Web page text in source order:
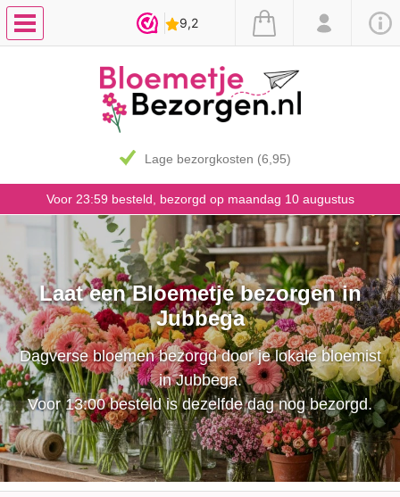
Lage bezorgkosten (6,95)
Voor 23:59 besteld, bezorgd op maandag 10 augustus
Laat een Bloemetje bezorgen in
Jubbega
Dagverse bloemen bezorgd door je lokale bloemist
in Jubbega.
Voor 13:00 besteld is dezelfde dag nog bezorgd.